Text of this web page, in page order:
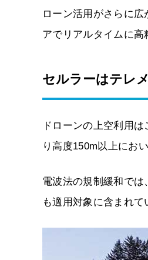
ローン活用がさらに
アでリアルタイムに高
セルラーはテレ
ドローンの上空利用
り高度150m以上にお
電波法の規制緩和で
も適用対象に含まれて